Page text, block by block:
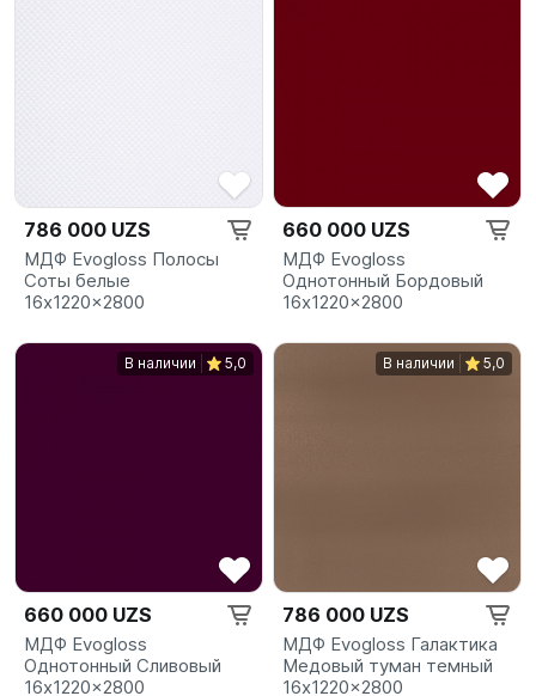
786 000 UZS
МДФ Evogloss Полосы
Соты белые
16x1220x2800
660 000 UZS
МДФ Evogloss
Однотонный Бордовый
16x1220x2800
В наличии 5,0
660 000 UZS
МДФ Evogloss
Однотонный Сливовый
16x1220x2800
В наличии 5,0
786 000 UZS
МДФ Evogloss Галактика
Медовый туман темный
16x1220x2800